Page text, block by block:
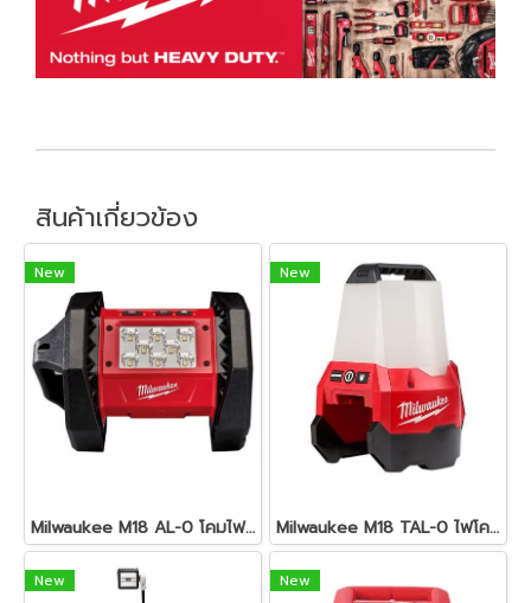
สินค้าเกี่ยวข้อง
New
Milwaukee M18 AL-0 โคมไฟสนาม 18 โวลต์ (เครื่องเปล่า)
New
Milwaukee M18 TAL-0 ไฟโคมส่องพื้นที่ 18 โวลต์ 360 องศา (เครื่องเปล่า)
New New